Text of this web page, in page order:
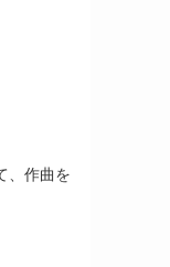
、作曲を